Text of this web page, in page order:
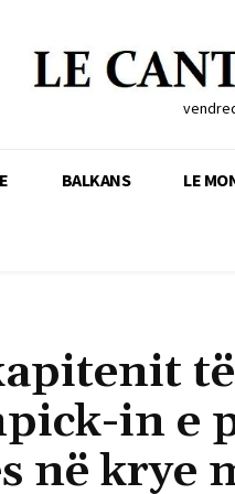
BALKANS LE
in e
në krye